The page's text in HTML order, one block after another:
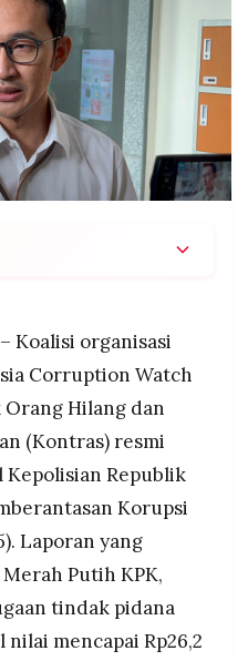
dalam empat kasus
tanpa proses pidana,
mendapat promosi
berdasarkan UU
menindak aparat
kekhawatiran kasus
jika hanya diselesaikan
Koalisi organisasi
Corruption Watch
Hilang dan
(Kontras) resmi
Kepolisian Republik
Korupsi
Laporan yang
Putih KPK,
tindak pidana
mencapai Rp26,2